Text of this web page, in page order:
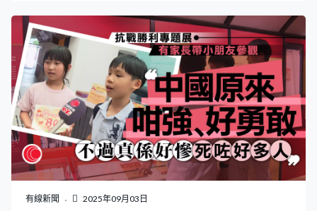
主權，維護國家安全的決心，不會忘記戰爭帶來的傷害，
珍愛來之不易的和平。
有線新聞 2025年09月03日